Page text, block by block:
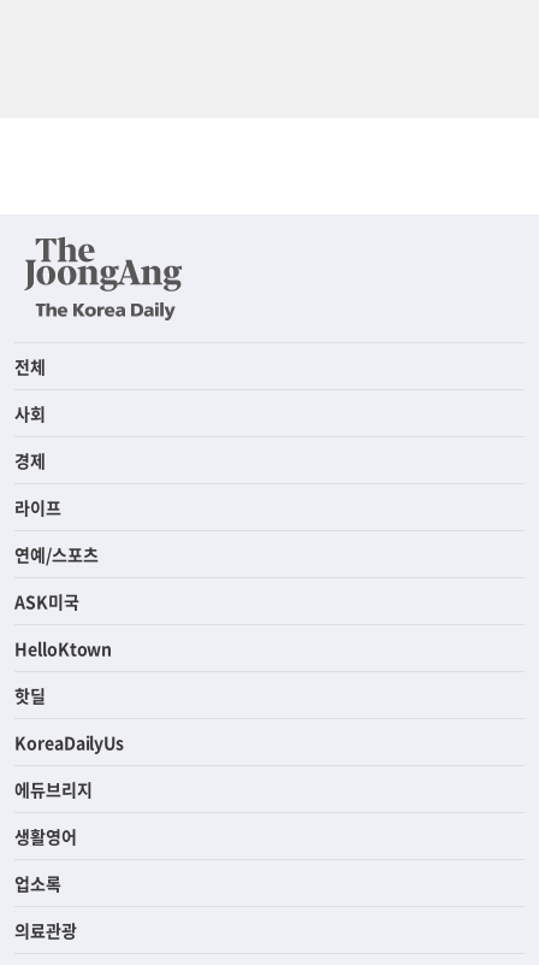
전체
사회
경제
라이프
연예/스포츠
ASK미국
HelloKtown
핫딜
KoreaDailyUs
에듀브리지
생활영어
업소록
의료관광